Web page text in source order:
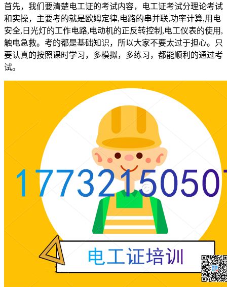
首先，我们要清楚电工证的考试内容，电工证考试分理论考试
和实操，主要考的就是欧姆定律,电路的串并联,功率计算,用电
安全,日光灯的工作电路,电动机的正反转控制,电工仪表的使用,
触电急救。考的都是基础知识，所以大家不要太过于担心。只
要认真的按照课时学习，多模拟，多练习，都能顺利的通过考
试。